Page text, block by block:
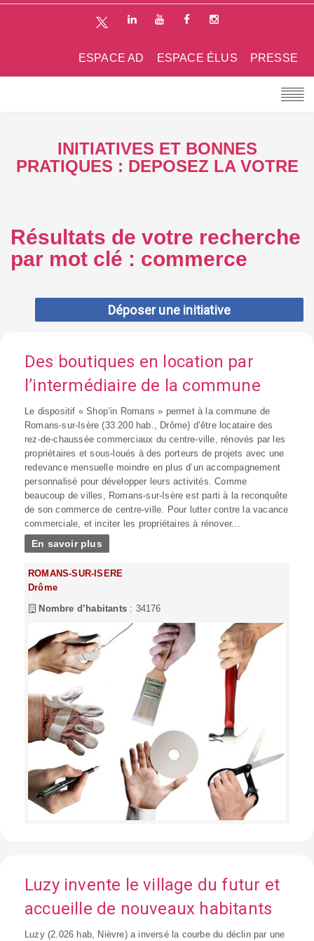
PRESSE
ESPACE ÉLUS
ESPACE AD
INITIATIVES ET BONNES
PRATIQUES : DEPOSEZ LA VOTRE
Résultats de votre recherche
par mot clé : commerce
Déposer une initiative
Des boutiques en location par
l’intermédiaire de la commune
Le dispositif « Shop’in Romans » permet à la commune de
Romans-sur-Isère (33.200 hab., Drôme) d’être locataire des
rez-de-chaussée commerciaux du centre-ville, rénovés par les
propriétaires et sous-loués à des porteurs de projets avec une
redevance mensuelle moindre en plus d’un accompagnement
personnalisé pour développer leurs activités. Comme
beaucoup de villes, Romans-sur-Isère est parti à la reconquête
de son commerce de centre-ville. Pour lutter contre la vacance
commerciale, et inciter les propriétaires à rénover...
En savoir plus
ROMANS-SUR-ISERE
Drôme
Nombre d’habitants : 34176
Luzy invente le village du futur et
accueille de nouveaux habitants
Luzy (2.026 hab, Nièvre) a inversé la courbe du déclin par une